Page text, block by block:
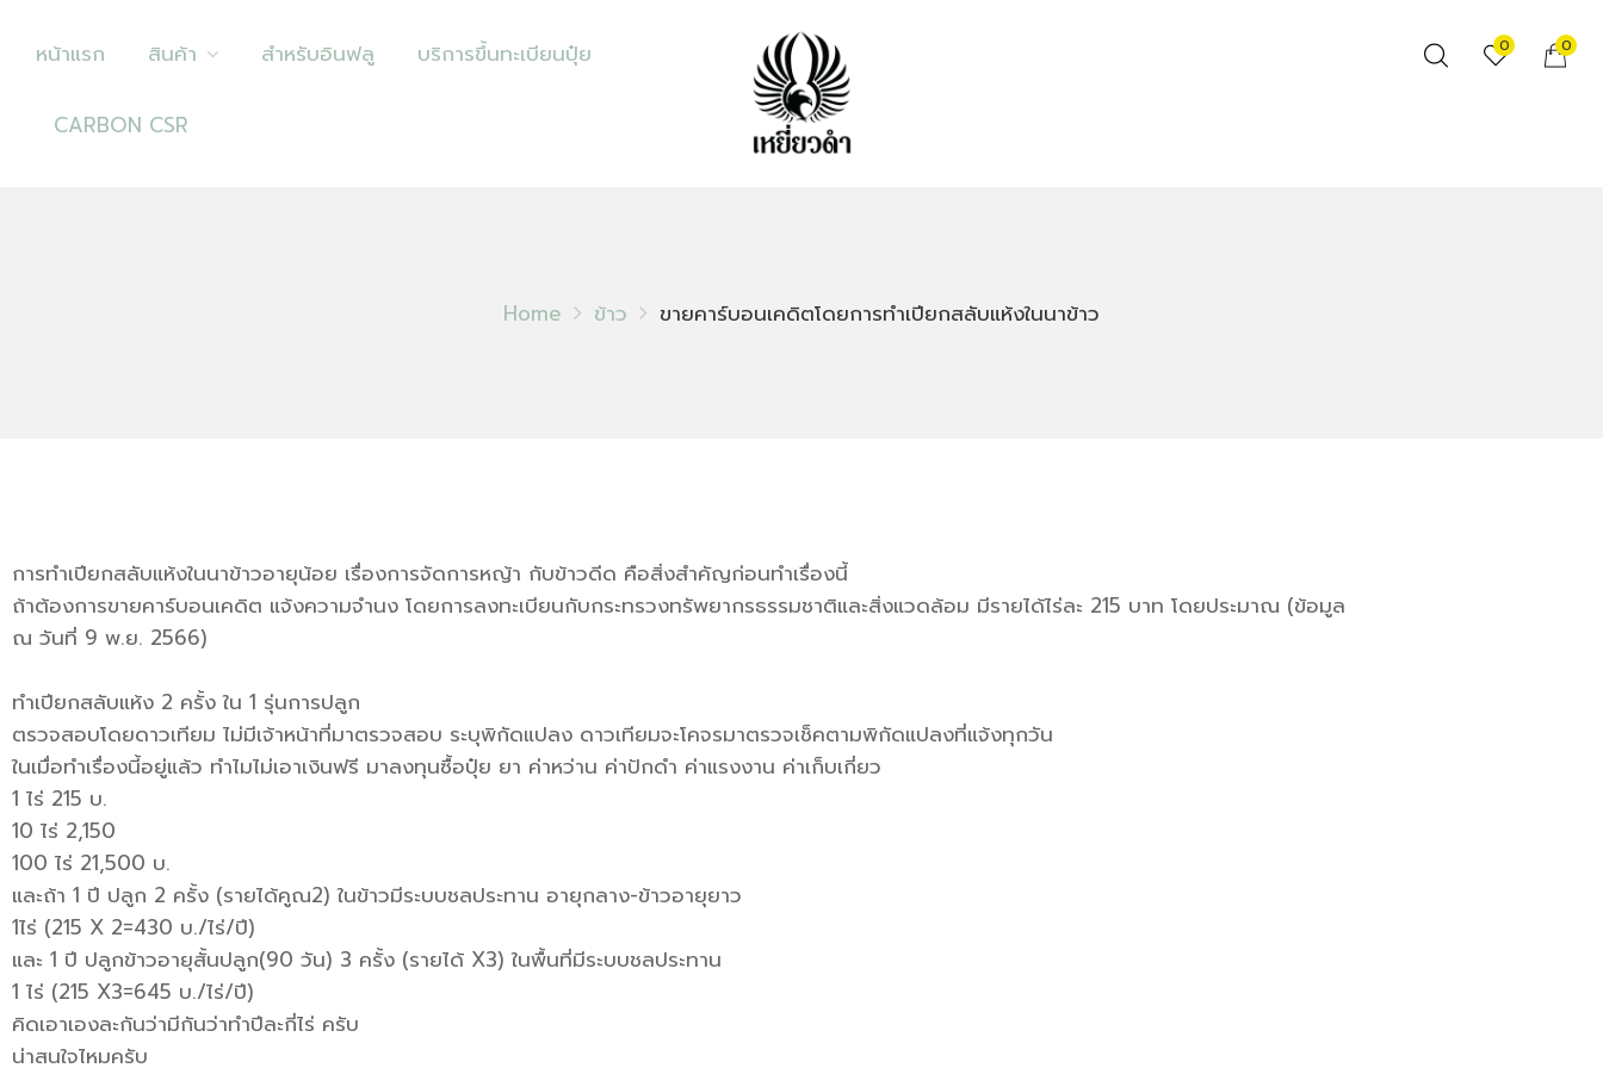
หน้าแรก สินค้า สำหรับอินฟลู บริการขึ้นทะเบียนปุ๋ย
CARBON CSR
0 0
Home ข้าว ขายคาร์บอนเคดิตโดยการทำเปียกสลับแห้งในนาข้าว
การทำเปียกสลับแห้งในนาข้าวอายุน้อย เรื่องการจัดการหญ้า กับข้าวดีด คือสิ่งสำคัญก่อนทำเรื่องนี้
ถ้าต้องการขายคาร์บอนเคดิต แจ้งความจำนง โดยการลงทะเบียนกับกระทรวงทรัพยากรธรรมชาติและสิ่งแวดล้อม มีรายได้ไร่ละ 215 บาท โดยประมาณ (ข้อมูล
ณ วันที่ 9 พ.ย. 2566)
ทำเปียกสลับแห้ง 2 ครั้ง ใน 1 รุ่นการปลูก
ตรวจสอบโดยดาวเทียม ไม่มีเจ้าหน้าที่มาตรวจสอบ ระบุพิกัดแปลง ดาวเทียมจะโคจรมาตรวจเช็คตามพิกัดแปลงที่แจ้งทุกวัน
ในเมื่อทำเรื่องนี้อยู่แล้ว ทำไมไม่เอาเงินฟรี มาลงทุนซื้อปุ๋ย ยา ค่าหว่าน ค่าปักดำ ค่าแรงงาน ค่าเก็บเกี่ยว
1 ไร่ 215 บ.
10 ไร่ 2,150
100 ไร่ 21,500 บ.
และถ้า 1 ปี ปลูก 2 ครั้ง (รายได้คูณ2) ในข้าวมีระบบชลประทาน อายุกลาง-ข้าวอายุยาว
1ไร่ (215 X 2=430 บ./ไร่/ปี)
และ 1 ปี ปลูกข้าวอายุสั้นปลูก(90 วัน) 3 ครั้ง (รายได้ X3) ในพื้นที่มีระบบชลประทาน
1 ไร่ (215 X3=645 บ./ไร่/ปี)
คิดเอาเองละกันว่ามีกันว่าทำปีละกี่ไร่ ครับ
น่าสนใจไหมครับ